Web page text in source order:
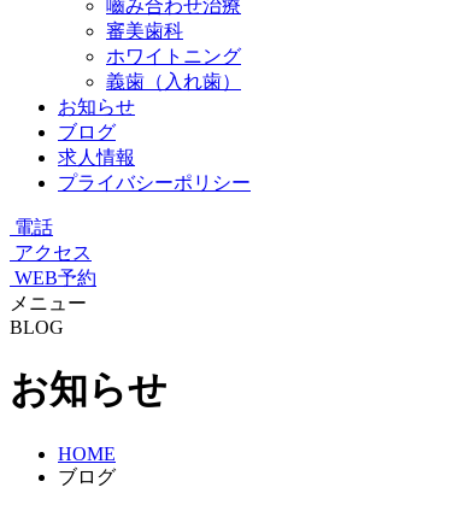
嚙み合わせ治療
審美歯科
ホワイトニング
義歯（入れ歯）
お知らせ
ブログ
求人情報
プライバシーポリシー
電話
アクセス
WEB予約
メニュー
BLOG
お知らせ
HOME
ブログ